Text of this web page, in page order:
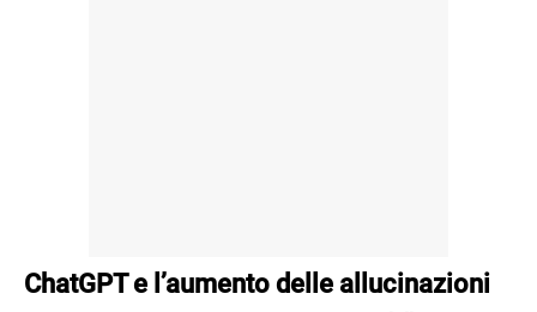
ChatGPT e l’aumento delle allucinazioni